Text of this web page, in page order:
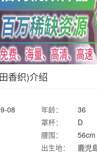
香织)介绍
08 年龄：
36
罩杯：
D
腰围：
56cm
出生地：
鹿児